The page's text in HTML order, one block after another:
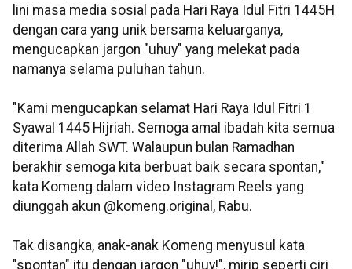
lini masa media sosial pada Hari Raya Idul Fitri 1445H
dengan cara yang unik bersama keluarganya,
mengucapkan jargon "uhuy" yang melekat pada
namanya selama puluhan tahun.
"Kami mengucapkan selamat Hari Raya Idul Fitri 1
Syawal 1445 Hijriah. Semoga amal ibadah kita semua
diterima Allah SWT. Walaupun bulan Ramadhan
berakhir semoga kita berbuat baik secara spontan,"
kata Komeng dalam video Instagram Reels yang
diunggah akun @komeng.original, Rabu.
Tak disangka, anak-anak Komeng menyusul kata
"spontan" itu dengan jargon "uhuy!", mirip seperti ciri